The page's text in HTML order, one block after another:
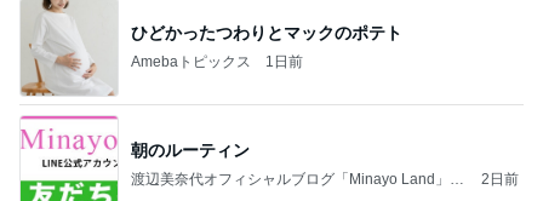
ひどかったつわりとマックのポテト
Amebaトピックス 1日前
朝のルーティン
渡辺美奈代オフィシャルブログ「Minayo Land」P
2日前